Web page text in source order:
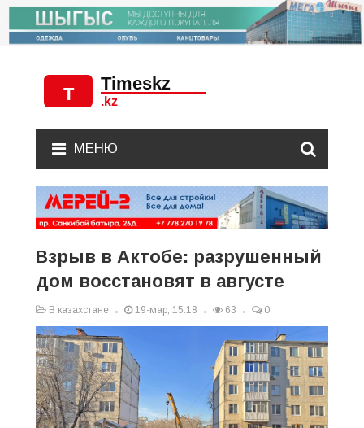
МЕНЮ
Взрыв в Актобе: разрушенный
дом восстановят в августе
В казахстане 19-мар, 15:18 63 0